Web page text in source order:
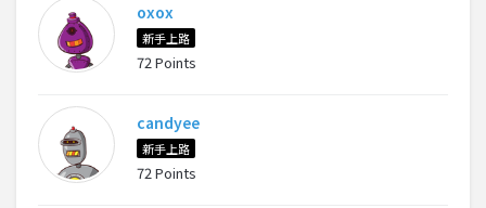
oxox
新手上路
72 Points
candyee
新手上路
72 Points